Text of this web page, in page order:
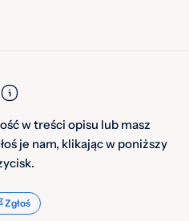
w treści opisu lub masz
je nam, klikając w poniższy
Zgłoś